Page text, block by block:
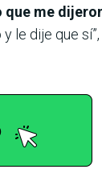
me
le dije que